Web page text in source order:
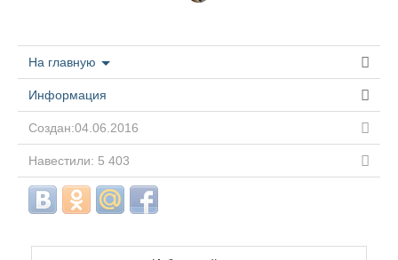
На главную
Информация
Создан:04.06.2016
Навестили: 5 403